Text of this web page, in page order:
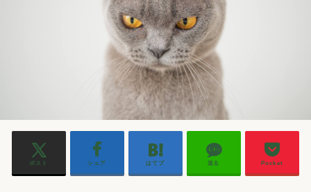
ポスト シェア はてブ 送る Pocket